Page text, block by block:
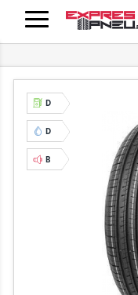
D
D
B